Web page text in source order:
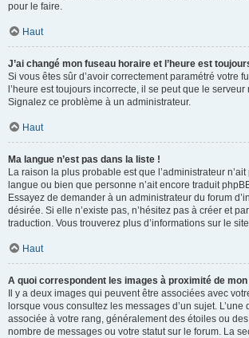
pour le faire.
Haut
J’ai changé mon fuseau horaire et l’heure est
Si vous êtes sûr d’avoir correctement paramétré votre
l’heure est toujours incorrecte, il se peut que le serveur
Signalez ce problème à un administrateur.
Haut
Ma langue n’est pas dans la liste !
La raison la plus probable est que l’administrateur
langue ou bien que personne n’ait encore traduit
Essayez de demander à un administrateur du forum
désirée. Si elle n’existe pas, n’hésitez pas à créer et
traduction. Vous trouverez plus d’informations sur le
Haut
A quoi correspondent les images à proximité de mon
Il y a deux images qui peuvent être associées avec
lorsque vous consultez les messages d’un sujet. L’une
associée à votre rang, généralement des étoiles ou
nombre de messages ou votre statut sur le forum. La